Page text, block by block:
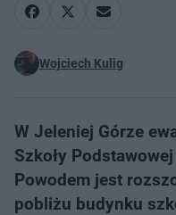
Wojciech Kulig
W Jeleniej Górze
Szkoły
Powodem jest
pobliżu budynku